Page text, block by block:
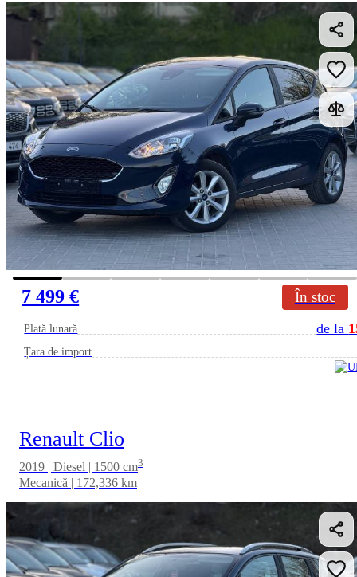
7 499 € În stoc
Plată lunară de la
Țara de import
Renault Clio
2019 | Diesel | 1500 cm3
Mecanică | 172,336 km